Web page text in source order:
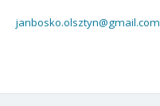
janbosko.olsztyn@gmail.com